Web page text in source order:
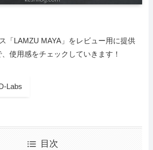
「LAMZU MAYA」をレビュー用に提供
使用感をチェックしていきます！
Labs
目次